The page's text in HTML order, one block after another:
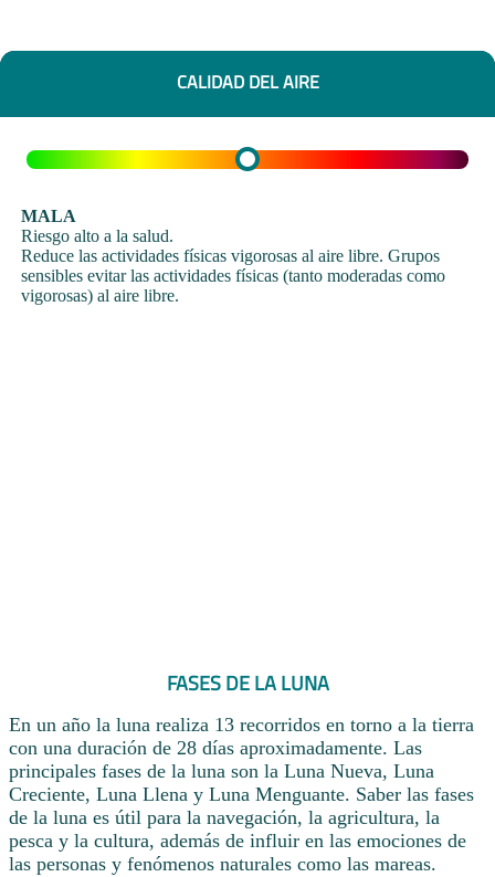
CALIDAD DEL AIRE
MALA
Riesgo alto a la salud.
Reduce las actividades físicas vigorosas al aire libre. Grupos
sensibles evitar las actividades físicas (tanto moderadas como
vigorosas) al aire libre.
FASES DE LA LUNA
En un año la luna realiza 13 recorridos en torno a la tierra
con una duración de 28 días aproximadamente. Las
principales fases de la luna son la Luna Nueva, Luna
Creciente, Luna Llena y Luna Menguante. Saber las fases
de la luna es útil para la navegación, la agricultura, la
pesca y la cultura, además de influir en las emociones de
las personas y fenómenos naturales como las mareas.